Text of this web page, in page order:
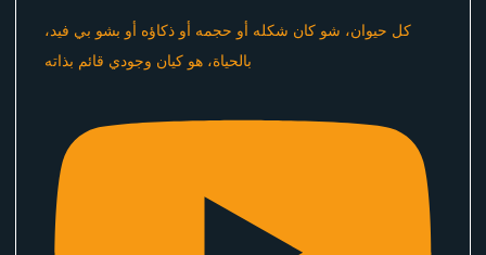
كل حيوان، شو كان شكله أو حجمه أو ذكاؤه أو بشو بي فيد،
بالحياة، هو كيان وجودي قائم بذاته